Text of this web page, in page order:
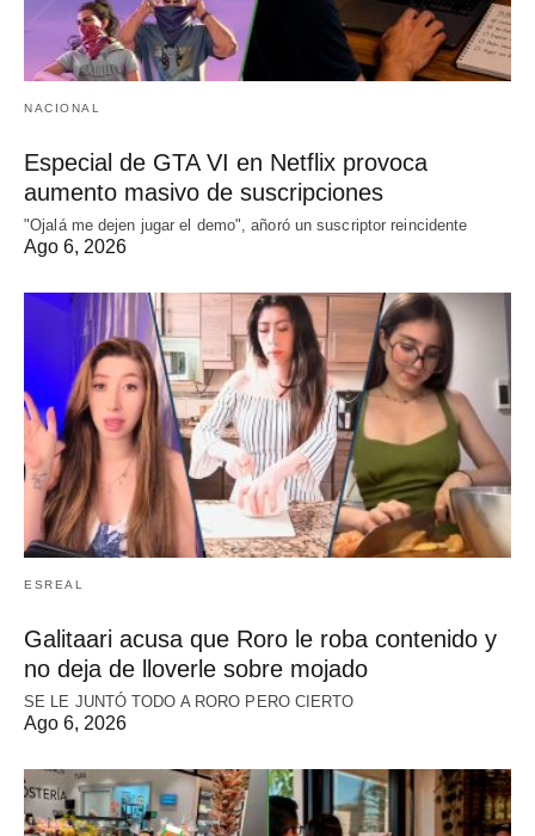
NACIONAL
Especial de GTA VI en Netflix provoca
aumento masivo de suscripciones
"Ojalá me dejen jugar el demo", añoró un suscriptor reincidente
Ago 6, 2026
ESREAL
Galitaari acusa que Roro le roba contenido y
no deja de lloverle sobre mojado
SE LE JUNTÓ TODO A RORO PERO CIERTO
Ago 6, 2026